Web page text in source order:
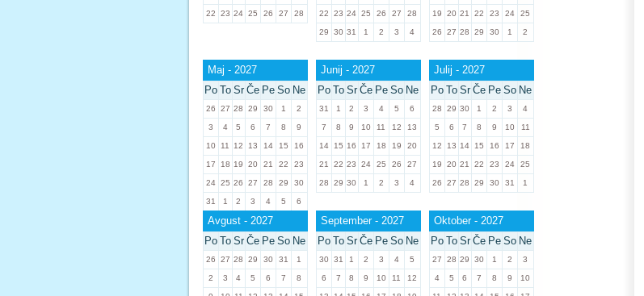
22 23 24 25 26 27 28 22 23 24 25 26 27 28
29 30 31 1 2 3 4
19 20 21 22 23 24 25
26 27 28 29 30 1 2
Maj - 2027
Po To Sr Če Pe So Ne
26 27 28 29 30 1 2
3 4 5 6 7 8 9
10 11 12 13 14 15 16
17 18 19 20 21 22 23
24 25 26 27 28 29 30
31 1 2 3 4 5 6
Junij - 2027
Po To Sr Če Pe So Ne
31 1 2 3 4 5 6
7 8 9 10 11 12 13
14 15 16 17 18 19 20
21 22 23 24 25 26 27
28 29 30 1 2 3 4
Julij - 2027
Po To Sr Če Pe So Ne
28 29 30 1 2 3 4
5 6 7 8 9 10 11
12 13 14 15 16 17 18
19 20 21 22 23 24 25
26 27 28 29 30 31 1
Avgust - 2027
Po To Sr Če Pe So Ne
26 27 28 29 30 31 1
2 3 4 5 6 7 8
September - 2027
Po To Sr Če Pe So Ne
30 31 1 2 3 4 5
6 7 8 9 10 11 12
Oktober - 2027
Po To Sr Če Pe So Ne
27 28 29 30 1 2 3
4 5 6 7 8 9 10